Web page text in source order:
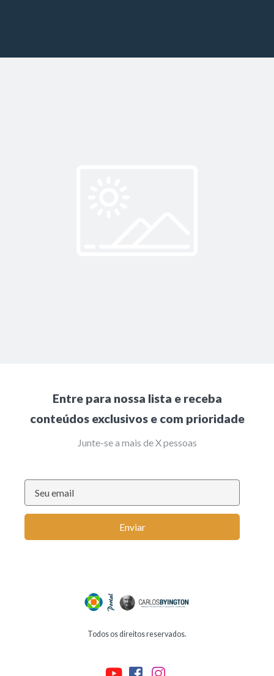
Entre para nossa lista e receba
conteúdos exclusivos e com prioridade
Junte-se a mais de X pessoas
Enviar
Todos os direitos reservados.